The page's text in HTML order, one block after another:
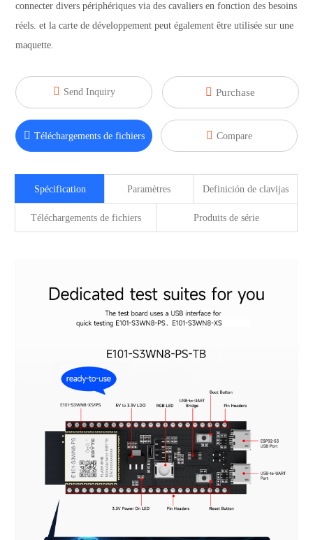
connecter divers périphériques via des cavaliers en fonction des besoins
réels. et la carte de développement peut également être utilisée sur une
maquette.
 Send Inquiry  Purchase
 Téléchargements de fichiers  Compare
Spécification Paramètres Definición de clavijas
Téléchargements de fichiers Produits de série